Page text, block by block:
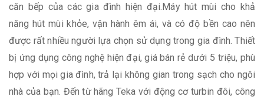
căn bếp của các gia đình hiện đại.Máy hút mùi cho khả
năng hút mùi khỏe, vận hành êm ái, và có độ bền cao nên
được rất nhiều người lựa chọn sử dụng trong gia đình. Thiết
bị ứng dụng công nghệ hiện đại, giá bán rẻ dưới 5 triệu, phù
hợp với mọi gia đình, trả lại không gian trong sạch cho ngôi
nhà của bạn. Đến từ hãng Teka với động cơ turbin đôi, công